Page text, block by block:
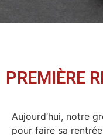
PREMIÈRE
Aujourd’hui, notre
pour faire sa